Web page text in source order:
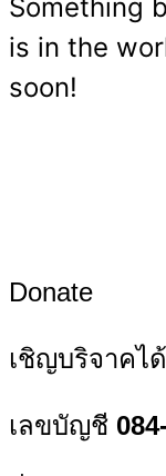
Something
is in the
soon!
Donate
เชิญบริจาคไ
เลขบัญชี